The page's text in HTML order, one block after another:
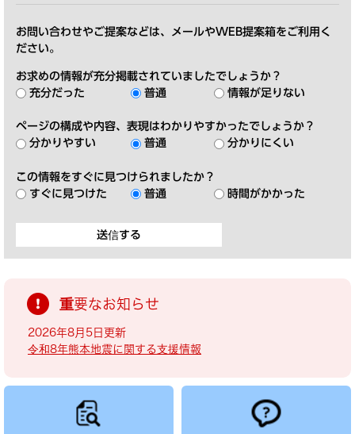
お問い合わせやご提案などは、メールやWEB提案箱をご利用く
ださい。
お求めの情報が充分掲載されていましたでしょうか？
充分だった
普通 情報が足りない
ページの構成や内容、表現はわかりやすかったでしょうか？
分かりやすい
普通 分かりにくい
この情報をすぐに見つけられましたか？
すぐに見つけた
普通 時間がかかった
重要なお知らせ
2026年8月5日更新
令和8年熊本地震に関する支援情報